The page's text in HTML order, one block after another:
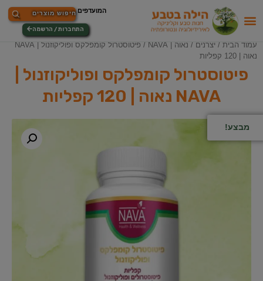
התחברות / הרשמה
עמוד הבית / יצרנים / נאוה | NAVA
/ פיטוסטרול קומפלקס ופוליקוזנול | NAVA
נאוה | 120 קפליות
פיטוסטרול קומפלקס ופוליקוזנול |
NAVA נאוה | 120 קפליות
מבצע!